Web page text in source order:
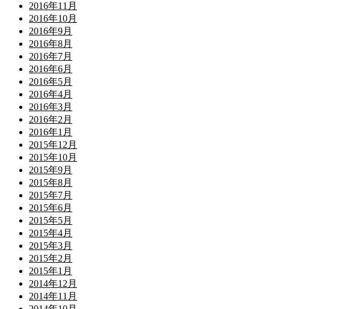
2016年11月
2016年10月
2016年9月
2016年8月
2016年7月
2016年6月
2016年5月
2016年4月
2016年3月
2016年2月
2016年1月
2015年12月
2015年10月
2015年9月
2015年8月
2015年7月
2015年6月
2015年5月
2015年4月
2015年3月
2015年2月
2015年1月
2014年12月
2014年11月